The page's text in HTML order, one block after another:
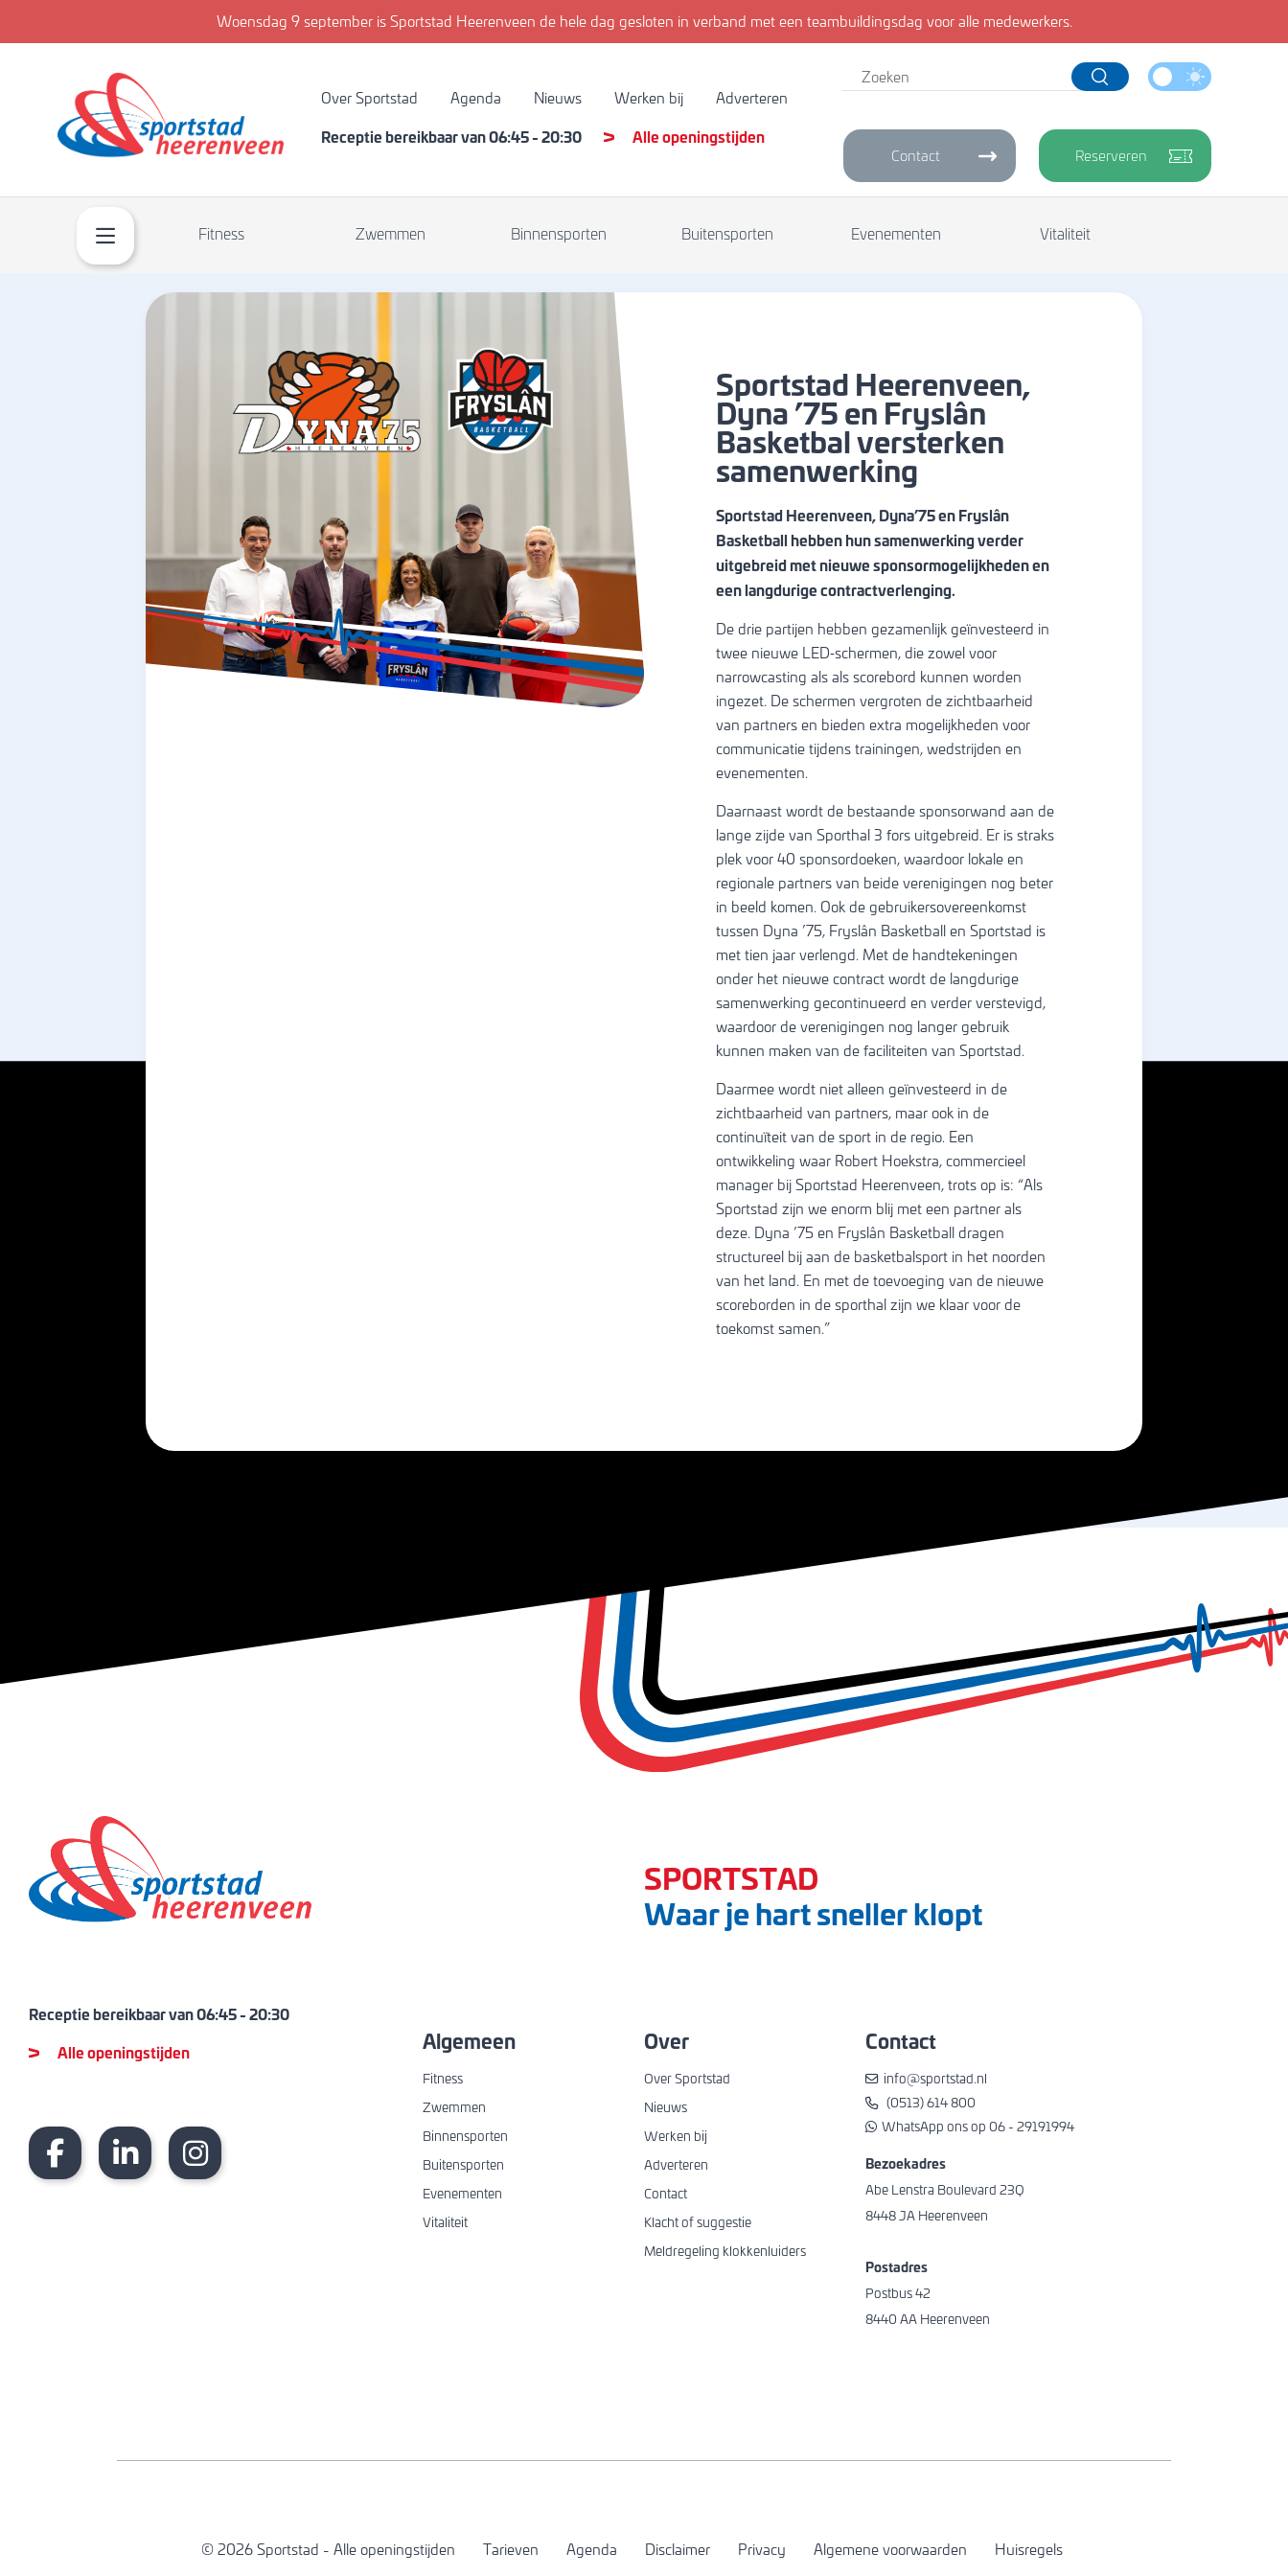
Woensdag 9 september is Sportstad Heerenveen de hele dag gesloten in verband met een teambuildingsdag voor alle medewerkers.
Over Sportstad Agenda Nieuws Werken bij Adverteren
Receptie bereikbaar van06:45-20:30 Alle openingstijden
Contact Reserveren
Fitness Zwemmen
APK zwemmen
Zwemles vanaf 4,5 jaar
Zwemles voor oudere
kinderen (7-18 jaar)
Zwemles voor
volwassenen
Zwemles in kleine
Binnensporten Buitensporten Evenementen Vitaliteit
Sportstad Heerenveen,
Dyna ’75 en Fryslân
Basketbal versterken
samenwerking
Sportstad Heerenveen, Dyna’75 en Fryslân
Basketball hebben hun samenwerking verder
uitgebreid met nieuwe sponsormogelijkheden en
een langdurige contractverlenging.
De drie partijen hebben gezamenlijk geïnvesteerd in
twee nieuwe LED‑schermen, die zowel voor
narrowcasting als als scorebord kunnen worden
ingezet. De schermen vergroten de zichtbaarheid
van partners en bieden extra mogelijkheden voor
communicatie tijdens trainingen, wedstrijden en
evenementen.
Daarnaast wordt de bestaande sponsorwand aan de
lange zijde van Sporthal 3 fors uitgebreid. Er is straks
plek voor 40 sponsordoeken, waardoor lokale en
regionale partners van beide verenigingen nog beter
in beeld komen. Ook de gebruikersovereenkomst
tussen Dyna ’75, Fryslân Basketball en Sportstad is
met tien jaar verlengd. Met de handtekeningen
onder het nieuwe contract wordt de langdurige
samenwerking gecontinueerd en verder verstevigd,
waardoor de verenigingen nog langer gebruik
kunnen maken van de faciliteiten van Sportstad.
Daarmee wordt niet alleen geïnvesteerd in de
zichtbaarheid van partners, maar ook in de
continuïteit van de sport in de regio. Een
ontwikkeling waar Robert Hoekstra, commercieel
manager bij Sportstad Heerenveen, trots op is: “Als
Sportstad zijn we enorm blij met een partner als
deze. Dyna ’75 en Fryslân Basketball dragen
structureel bij aan de basketbalsport in het noorden
van het land. En met de toevoeging van de nieuwe
scoreborden in de sporthal zijn we klaar voor de
toekomst samen.”
SPORTSTAD
Waar je hart sneller klopt
Receptie bereikbaar van06:45-20:30
Alle openingstijden
Algemeen
Fitness
Zwemmen
Binnensporten
Buitensporten
Evenementen
Vitaliteit
Over
Over Sportstad
Nieuws
Werken bij
Adverteren
Contact
Klacht of suggestie
Meldregeling klokkenluiders
Contact
info@sportstad.nl
(0513) 614 800
WhatsApp ons op 06 - 29191994
Bezoekadres
Abe Lenstra Boulevard 23Q
8448 JA Heerenveen
Postadres
Postbus 42
8440 AA Heerenveen
© 2026 Sportstad - Alle openingstijden Tarieven Agenda Disclaimer Privacy Algemene voorwaarden Huisregels